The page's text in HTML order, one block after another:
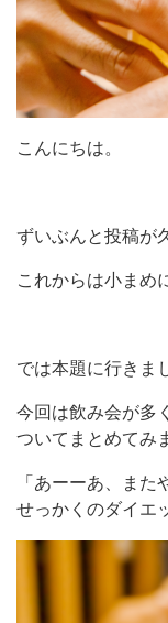
こんにちは。
ずいぶんと投稿が
これからは小まめ
では本題に行きま
今回は飲み会が多
ついてまとめてみ
「あーーあ、ま
せっかくのダイエ